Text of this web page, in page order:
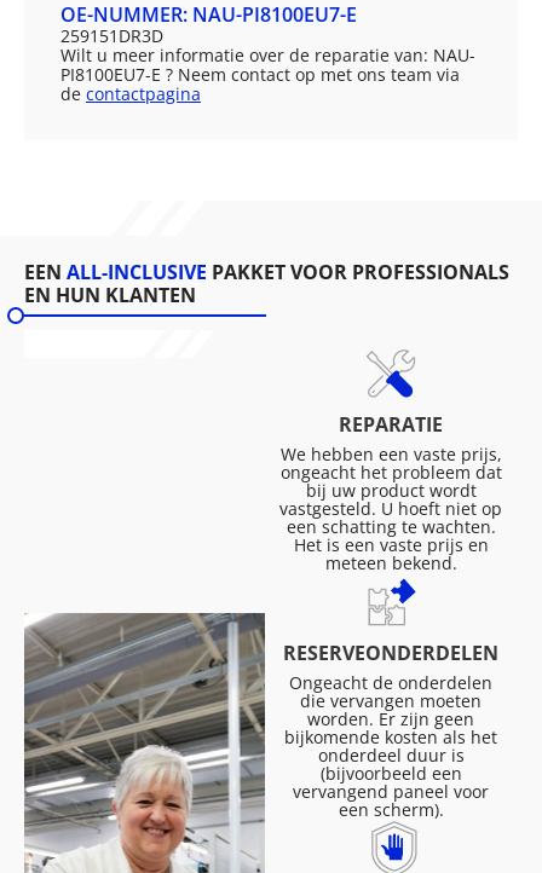
OE-NUMMER: NAU-PI8100EU7-E
259151DR3D
Wilt u meer informatie over de reparatie van: NAU-
PI8100EU7-E ? Neem contact op met ons team via
de contactpagina
EEN ALL-INCLUSIVE PAKKET VOOR PROFESSIONALS
EN HUN KLANTEN
REPARATIE
We hebben een vaste prijs,
ongeacht het probleem dat
bij uw product wordt
vastgesteld. U hoeft niet op
een schatting te wachten.
Het is een vaste prijs en
meteen bekend.
RESERVEONDERDELEN
Ongeacht de onderdelen
die vervangen moeten
worden. Er zijn geen
bijkomende kosten als het
onderdeel duur is
(bijvoorbeeld een
vervangend paneel voor
een scherm).